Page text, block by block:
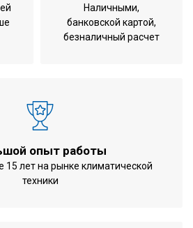
Наличными,
банковской картой,
безналичный расчет
опыт работы
15 лет на рынке климатической
техники